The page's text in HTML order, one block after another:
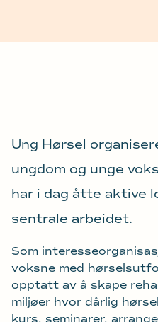
Ung Hørsel
ungdom og unge
har i dag åtte aktive
sentrale arbeidet.
Som
voksne med
opptatt av å skape
miljøer hvor dårlig
kurs, seminarer,